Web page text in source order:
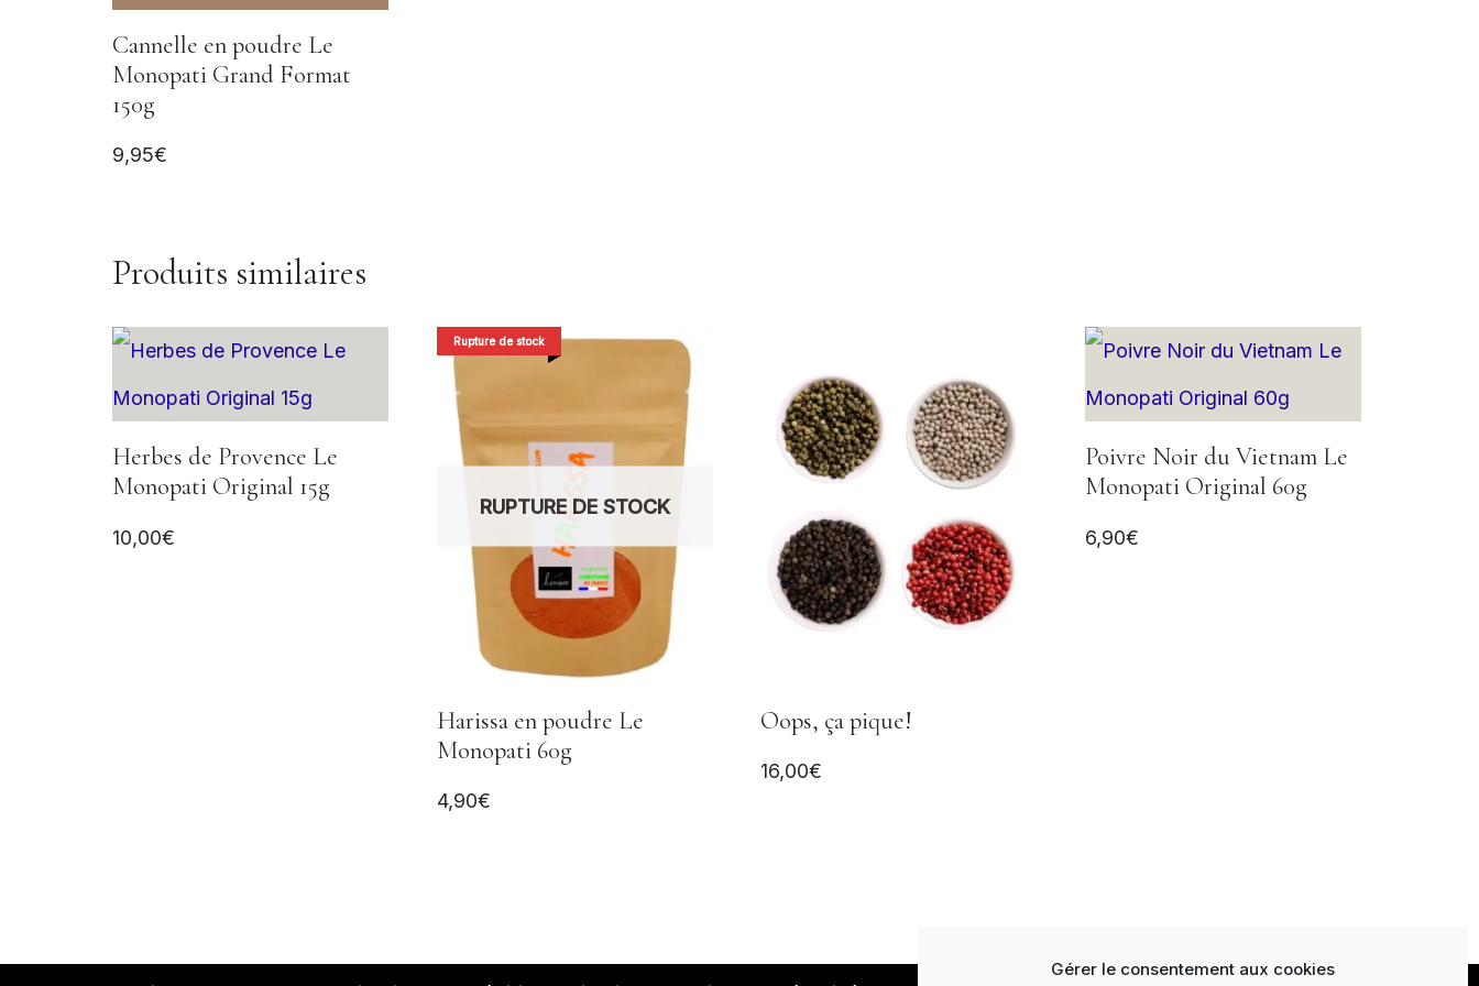
Gérer le consentement aux cookies
Cannelle en poudre Le
Monopati Grand Format
150g
9,95€
Produits similaires
Herbes de Provence Le
Monopati Original 15g
10,00€
Rupture de stock
RUPTURE DE STOCK
Harissa en poudre Le
Monopati 60g
4,90€
Oops, ça pique!
16,00€
Poivre Noir du Vietnam Le
Monopati Original 60g
6,90€